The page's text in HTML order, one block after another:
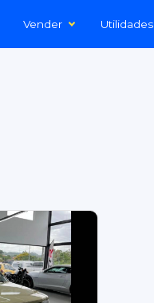
Vender Utilidades